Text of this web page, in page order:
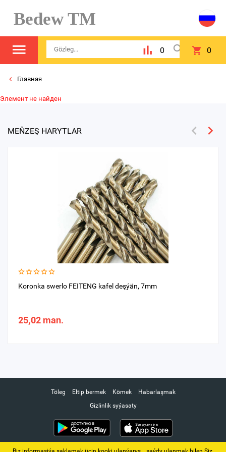
Bedew TM
0 0
Главная
Элемент не найден
MEŇZEŞ HARYTLAR
Koronka swerlo FEITENG kafel deşýän, 7mm
25,02 man.
Töleg Eltip bermek Kömek
Habarlaşmak
Gizlinlik syýasaty